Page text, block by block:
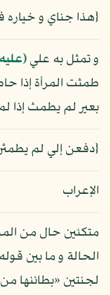
{هذا جناي و خياره
و تمثل به علي
طمثت المرأة إذا
بعير لم يطمث إذا
{دفعن إلي لم
الإعراب
متكئين حال من
الحالة و ما بين
لجنتين «بطائنها